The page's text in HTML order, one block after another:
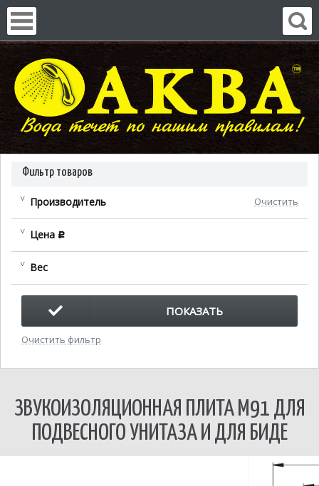
Фильтр товаров
Производитель Очистить
Цена c
Вес
ПОКАЗАТЬ
Очистить фильтр
ЗВУКОИЗОЛЯЦИОННАЯ ПЛИТА M91 ДЛЯ
ПОДВЕСНОГО УНИТАЗА И ДЛЯ БИДЕ